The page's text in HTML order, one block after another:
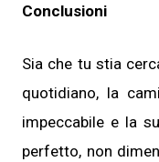
Conclusioni
Sia che tu stia
quotidiano, la
impeccabile e la
perfetto, non